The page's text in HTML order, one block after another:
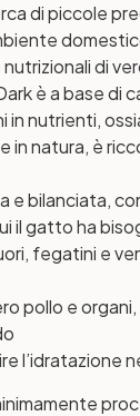
di piccole
di
è a base di
in nutrienti,
in natura, è
e bilanciata,
il gatto ha
fegatini e
pollo e organi,
l’idratazione